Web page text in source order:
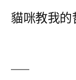
貓咪教我的